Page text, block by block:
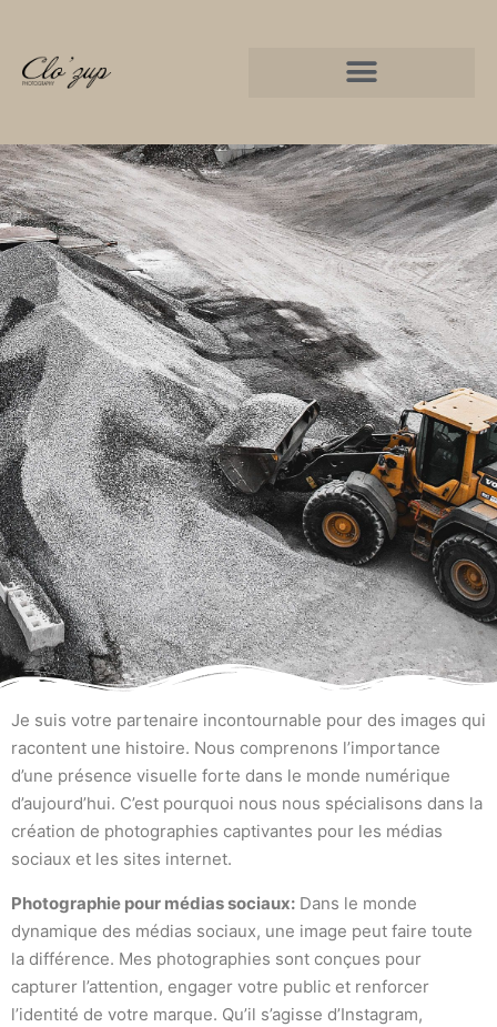
Je suis votre partenaire incontournable pour des images qui
racontent une histoire. Nous comprenons l’importance
d’une présence visuelle forte dans le monde numérique
d’aujourd’hui. C’est pourquoi nous nous spécialisons dans la
création de photographies captivantes pour les médias
sociaux et les sites internet.
Photographie pour médias sociaux: Dans le monde
dynamique des médias sociaux, une image peut faire toute
la différence. Mes photographies sont conçues pour
capturer l’attention, engager votre public et renforcer
l’identité de votre marque. Qu’il s’agisse d’Instagram,